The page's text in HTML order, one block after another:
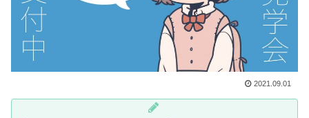
2021.09.01